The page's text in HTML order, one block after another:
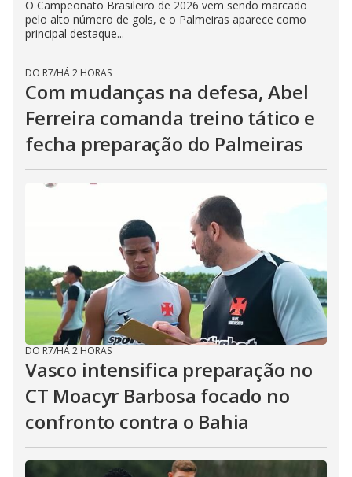
O Campeonato Brasileiro de 2026 vem sendo marcado
pelo alto número de gols, e o Palmeiras aparece como
principal destaque...
DO R7/HÁ 2 HORAS
Com mudanças na defesa, Abel
Ferreira comanda treino tático e
fecha preparação do Palmeiras
DO R7/HÁ 2 HORAS
Vasco intensifica preparação no
CT Moacyr Barbosa focado no
confronto contra o Bahia